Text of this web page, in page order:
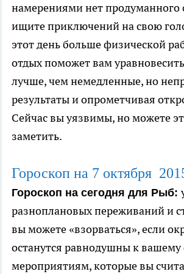
намерениями нет продуманного
ищите приключений на свою
этот день больше физической
отдых поможет вам
лучше, чем немедленные, но
результаты и опрометчивая
Сейчас вы уязвимы, но можете
заметить.
Гороскоп на 7 октября
Гороскоп на сегодня для Рыб:
разноплановых переживаний и
вы можете «взорваться», если
останутся равнодушны к
мероприятиям, которые вы